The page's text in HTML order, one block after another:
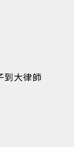
到大律師